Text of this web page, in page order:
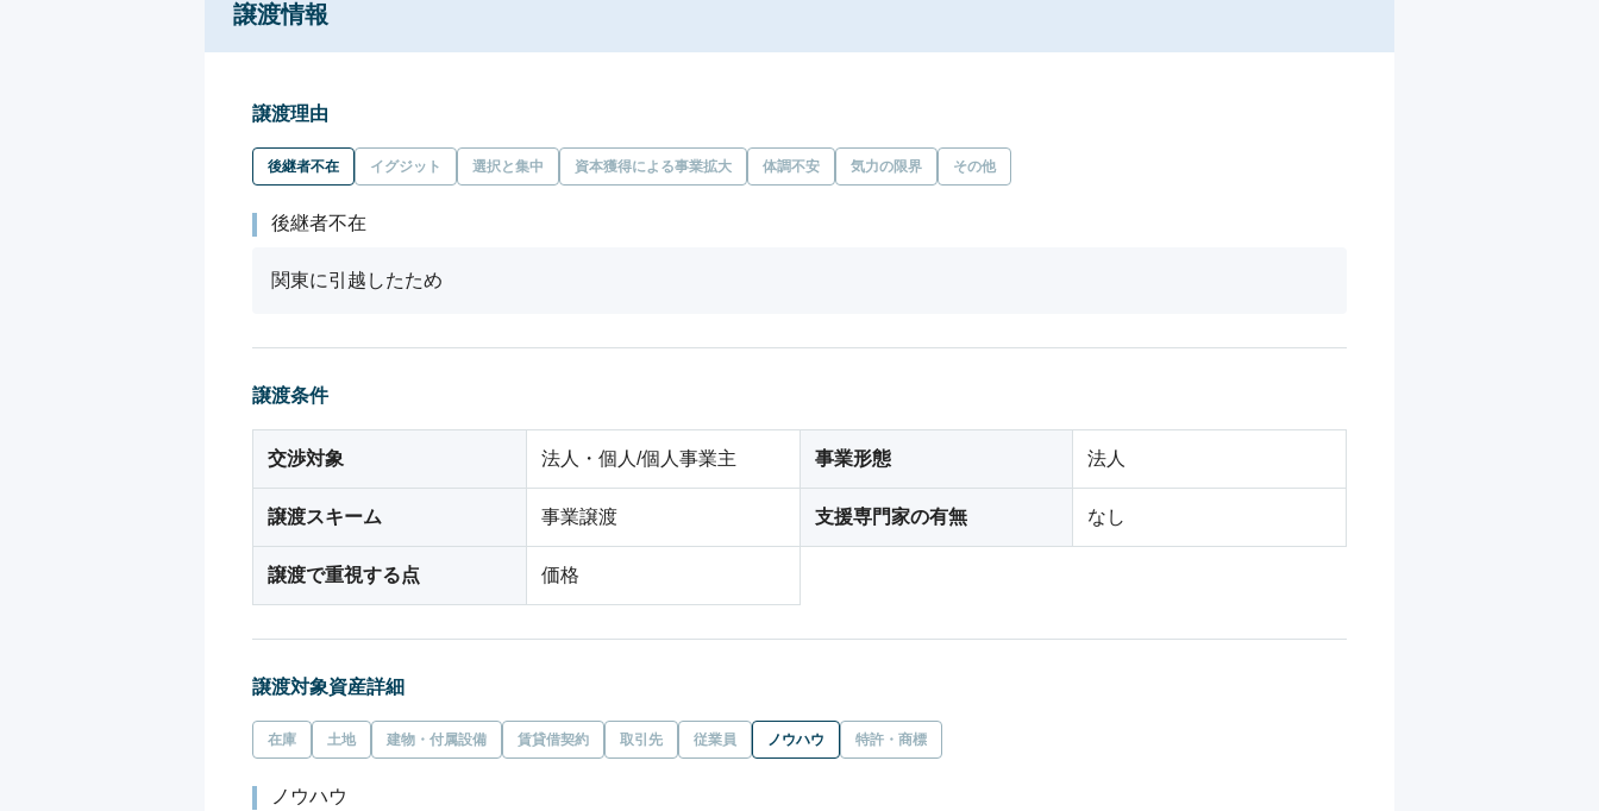
譲渡情報
譲渡理由
後継者不在 イグジット 選択と集中 資本獲得による事業拡大 体調不安 気力の限界 その他
後継者不在
関東に引越したため
譲渡条件
交渉対象 法人・個人/個人事業主 事業形態 法人
譲渡スキーム 事業譲渡 支援専門家の有無 なし
譲渡で重視する点 価格
譲渡対象資産詳細
在庫 土地 建物・付属設備 賃貸借契約 取引先 従業員 ノウハウ 特許・商標
ノウハウ